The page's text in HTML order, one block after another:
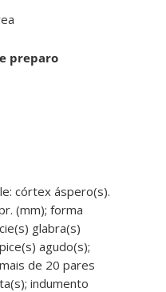
preparo
córtex áspero(s).
(mm); forma
glabra(s)
agudo(s);
de 20 pares
indumento